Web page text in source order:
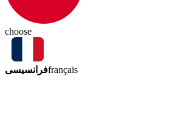
choose
فرانسیسیfrançais